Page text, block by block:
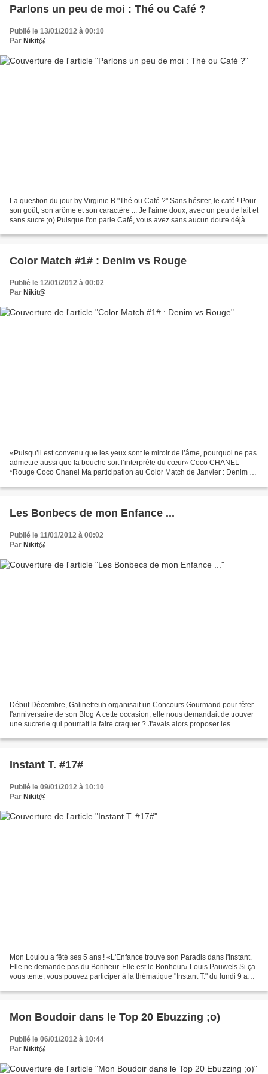
Parlons un peu de moi : Thé ou Café ?
Publié le 13/01/2012 à 00:10
Par Nikit@
La question du jour by Virginie B "Thé ou Café ?" Sans hésiter, le café ! Pour
son goût, son arôme et son caractère ... Je l'aime doux, avec un peu de lait et
sans sucre ;o) Puisque l'on parle Café, vous avez sans aucun doute déjà
Color Match #1# : Denim vs Rouge
Publié le 12/01/2012 à 00:02
Par Nikit@
«Puisqu’il est convenu que les yeux sont le miroir de l’âme, pourquoi ne pas
admettre aussi que la bouche soit l’interprète du cœur» Coco CHANEL
*Rouge Coco Chanel Ma participation au Color Match de Janvier : Denim vs
Les Bonbecs de mon Enfance ...
Publié le 11/01/2012 à 00:02
Par Nikit@
Début Décembre, Galinetteuh organisait un Concours Gourmand pour fêter
l'anniversaire de son Blog A cette occasion, elle nous demandait de trouver
une sucrerie qui pourrait la faire craquer ? J'avais alors proposer les
Instant T. #17#
Publié le 09/01/2012 à 10:10
Par Nikit@
Mon Loulou a fêté ses 5 ans ! «L'Enfance trouve son Paradis dans l'Instant.
Elle ne demande pas du Bonheur. Elle est le Bonheur» Louis Pauwels Si ça
vous tente, vous pouvez participer à la thématique "Instant T." du lundi 9 au
Mon Boudoir dans le Top 20 Ebuzzing ;o)
Publié le 06/01/2012 à 10:44
Par Nikit@